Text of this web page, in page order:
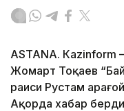
ASTANА. Каzinform
Жомарт Тоқаев
раиси Рустам
Ақорда хабар